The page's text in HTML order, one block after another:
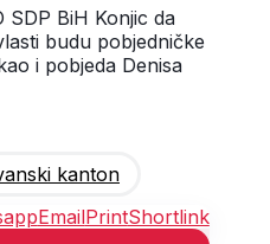
SDP BiH Konjic da
budu pobjedničke
i pobjeda Denisa
kanton
EmailPrintShortlink